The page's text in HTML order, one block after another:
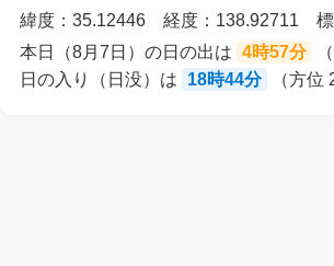
緯度：35.12446 経度：138.92711 標
本日（8月7日）の日の出は 4時57分
日の入り（日没）は
18時44分 （方位